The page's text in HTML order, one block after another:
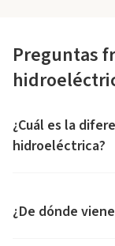
Preguntas
¿Cuál es la
hidroeléctrica?
¿De dónde